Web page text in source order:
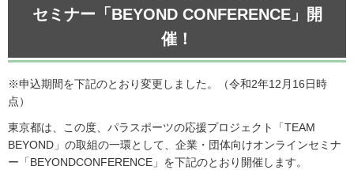
セミナー「BEYOND CONFERENCE」開
催！
※申込期間を下記のとおり変更しました。（令和2年12月16日時
点）
東京都は、この度、パラスポーツの応援プロジェクト「TEAM
BEYOND」の取組の一環として、企業・団体向けオンラインセミナ
ー「BEYONDCONFERENCE」を下記のとおり開催します。